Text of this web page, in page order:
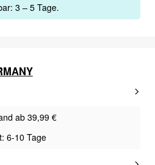
3 – 5 Tage.
ab 39,99 €
6-10 Tage